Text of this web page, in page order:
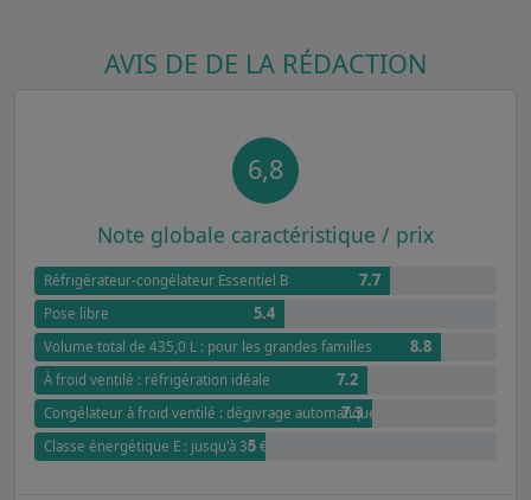
AVIS DE DE LA RÉDACTION
6,8
Note globale caractéristique / prix
Réfrigérateur-congélateur Essentiel B 7.7
Pose libre 5.4
Volume total de 435,0 L : pour les grandes familles 8.8
À froid ventilé : réfrigération idéale 7.2
Congélateur à froid ventilé : dégivrage automatique
7.3
Classe énergétique E : jusqu'à 30 € d'économies annuel par rapport à G
5